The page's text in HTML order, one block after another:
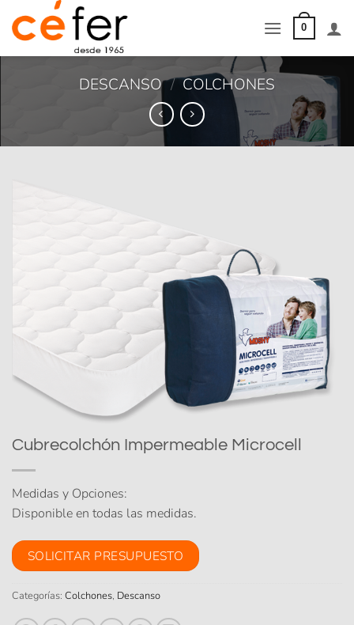
0
DESCANSO / COLCHONES
Cubrecolchón Impermeable Microcell
Medidas y Opciones:
Disponible en todas las medidas.
SOLICITAR PRESUPUESTO
Categorías: Colchones, Descanso